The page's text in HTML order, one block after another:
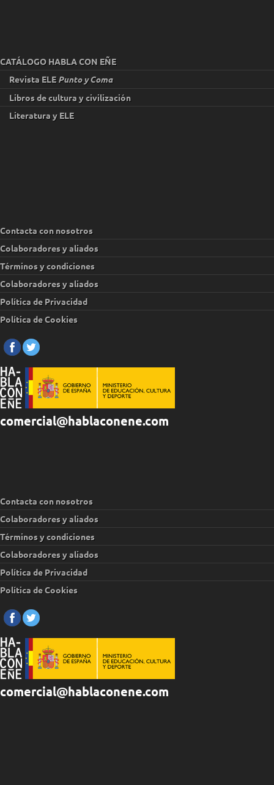
CATÁLOGO HABLA CON EÑE
Revista ELEPunto y Coma
Libros de cultura y civilización
Literatura y ELE
Contacta con nosotros
Colaboradores y aliados
Términos y condiciones
Colaboradores y aliados
Política de Privacidad
Política de Cookies
comercial@hablaconene.com
Contacta con nosotros
Colaboradores y aliados
Términos y condiciones
Colaboradores y aliados
Política de Privacidad
Política de Cookies
comercial@hablaconene.com